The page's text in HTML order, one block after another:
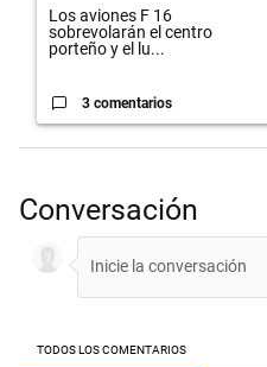
Los aviones F 16
sobrevolarán el centro
porteño y el lu...
3 comentarios
Conversación
TODOS LOS COMENTARIOS